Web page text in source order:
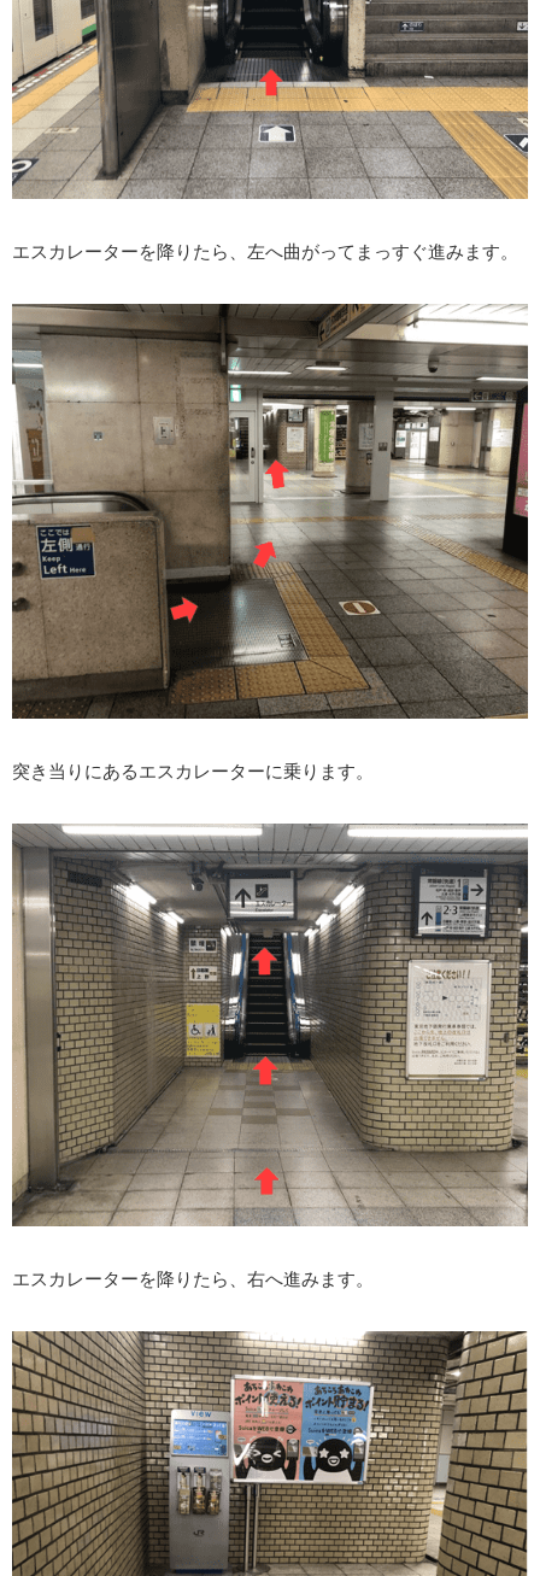
エスカレーターを降りたら、左へ曲がってまっすぐ進みます。
突き当りにあるエスカレーターに乗ります。
エスカレーターを降りたら、右へ進みます。